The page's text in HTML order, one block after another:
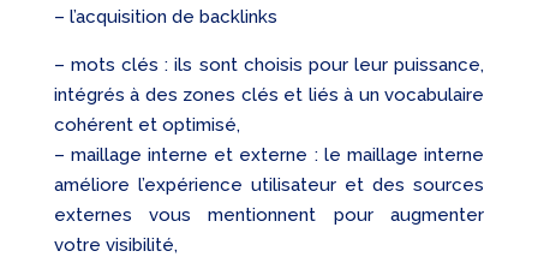
– l’acquisition de backlinks
– mots clés : ils sont choisis pour leur puissance,
intégrés à des zones clés et liés à un vocabulaire
cohérent et optimisé,
– maillage interne et externe : le maillage interne
améliore l’expérience utilisateur et des sources
externes vous mentionnent pour augmenter
votre visibilité,